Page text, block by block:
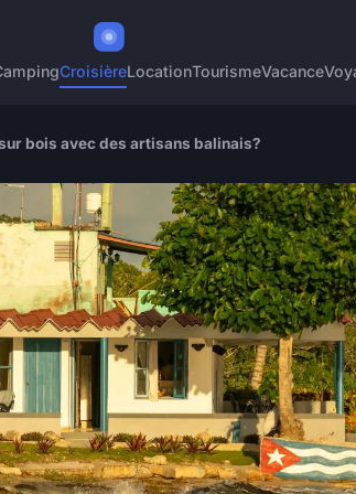
CroisièreLocationTourismeVacance
bois avec des artisans balinais?